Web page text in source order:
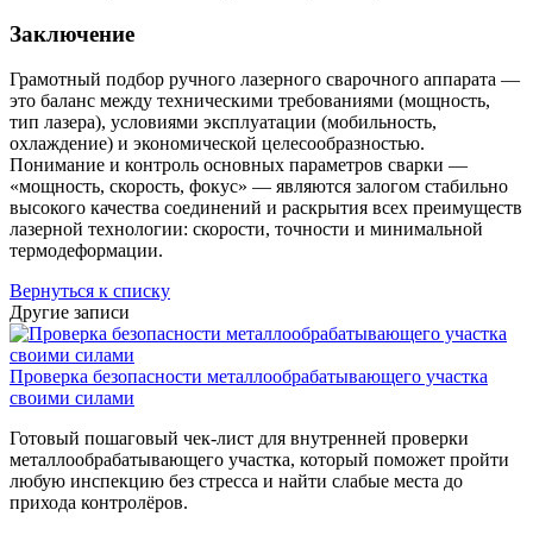
Заключение
Грамотный подбор ручного лазерного сварочного аппарата —
это баланс между техническими требованиями (мощность,
тип лазера), условиями эксплуатации (мобильность,
охлаждение) и экономической целесообразностью.
Понимание и контроль основных параметров сварки —
«мощность, скорость, фокус» — являются залогом стабильно
высокого качества соединений и раскрытия всех преимуществ
лазерной технологии: скорости, точности и минимальной
термодеформации.
Вернуться к списку
Другие записи
Проверка безопасности металлообрабатывающего участка
своими силами
Готовый пошаговый чек-лист для внутренней проверки
металлообрабатывающего участка, который поможет пройти
любую инспекцию без стресса и найти слабые места до
прихода контролёров.